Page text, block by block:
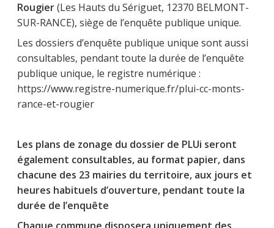
Rougier(Les Hauts du Sériguet, 12370 BELMONT-
SUR-RANCE), siège de l’enquête publique unique.
Les dossiers d’enquête publique unique sont aussi
consultables, pendant toute la durée de l’enquête
publique unique, le registre numérique :
https://www.registre-numerique.fr/plui-cc-monts-
rance-et-rougier
Les plans de zonage du dossier de PLUi seront
également consultables, au format papier, dans
chacune des 23 mairies du territoire, aux jours et
heures habituels d’ouverture, pendant toute la
durée de l’enquête